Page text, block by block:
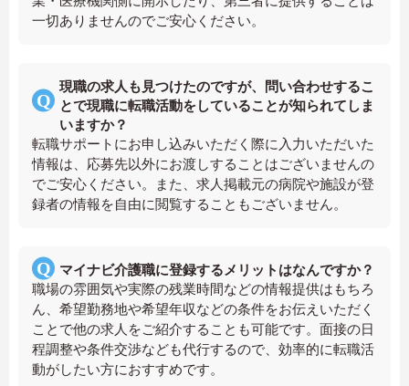
一切ありませんのでご安心ください。
現職の求人も見つけたのですが、問い合わせするこ
とで現職に転職活動をしていることが知られてしま
いますか？
転職サポートにお申し込みいただく際に入力いただいた
情報は、応募先以外にお渡しすることはございませんの
でご安心ください。また、求人掲載元の病院や施設が登
録者の情報を自由に閲覧することもございません。
マイナビ介護職に登録するメリットはなんですか？
職場の雰囲気や実際の残業時間などの情報提供はもちろ
ん、希望勤務地や希望年収などの条件をお伝えいただく
ことで他の求人をご紹介することも可能です。面接の日
程調整や条件交渉なども代行するので、効率的に転職活
動がしたい方におすすめです。